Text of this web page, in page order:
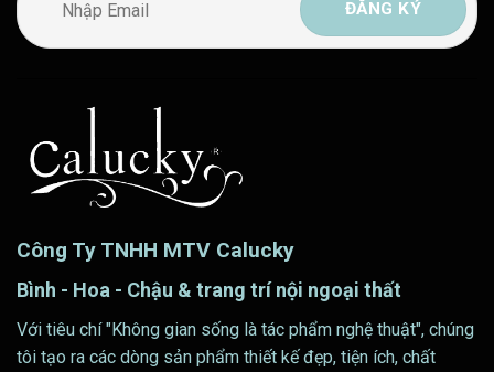
Công Ty TNHH MTV Calucky
Bình - Hoa - Chậu & trang trí nội ngoại thất
Với tiêu chí "Không gian sống là tác phẩm nghệ thuật", chúng
tôi tạo ra các dòng sản phẩm thiết kế đẹp, tiện ích, chất